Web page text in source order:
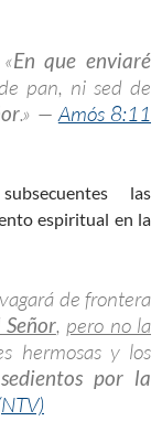
En que enviaré
pan, ni sed de
.» —Amós 8:11
las
espiritual en la
de frontera
, pero no la
hermosas y los
sedientos por la